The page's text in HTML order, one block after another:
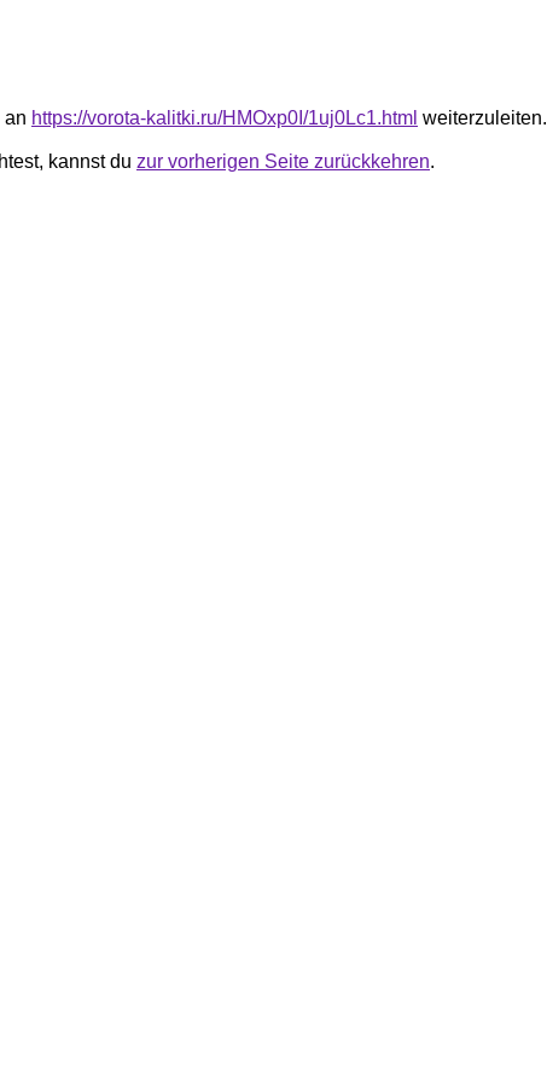
an https://vorota-kalitki.ru/HMOxp0I/1uj0Lc1.html weiterzuleiten.
kannst du zur vorherigen Seite zurückkehren.